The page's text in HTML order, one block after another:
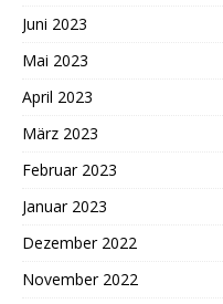
Juni 2023
Mai 2023
April 2023
März 2023
Februar 2023
Januar 2023
Dezember 2022
November 2022